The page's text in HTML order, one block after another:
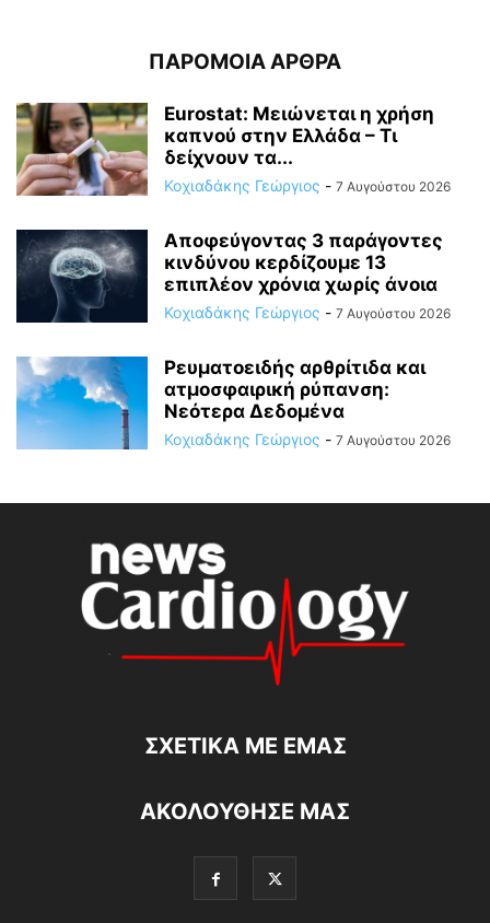
ΠΑΡΟΜΟΙΑ ΑΡΘΡΑ
Eurostat: Μειώνεται η χρήση
καπνού στην Ελλάδα – Τι
δείχνουν τα...
Κοχιαδάκης Γεώργιος - 7 Αυγούστου 2026
Αποφεύγοντας 3 παράγοντες
κινδύνου κερδίζουμε 13
επιπλέον χρόνια χωρίς άνοια
Κοχιαδάκης Γεώργιος - 7 Αυγούστου 2026
Ρευματοειδής αρθρίτιδα και
ατμοσφαιρική ρύπανση:
Νεότερα Δεδομένα
Κοχιαδάκης Γεώργιος - 7 Αυγούστου 2026
ΣΧΕΤΙΚΆ ΜΕ ΕΜΆΣ
ΑΚΟΛΟΥΘΗΣΕ ΜΑΣ